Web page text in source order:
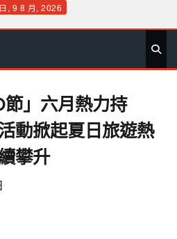
, 9 8 月, 2026
社 文 公 運 旅 政 地 專
節」六月熱力持
動掀起夏日旅遊熱
攀升